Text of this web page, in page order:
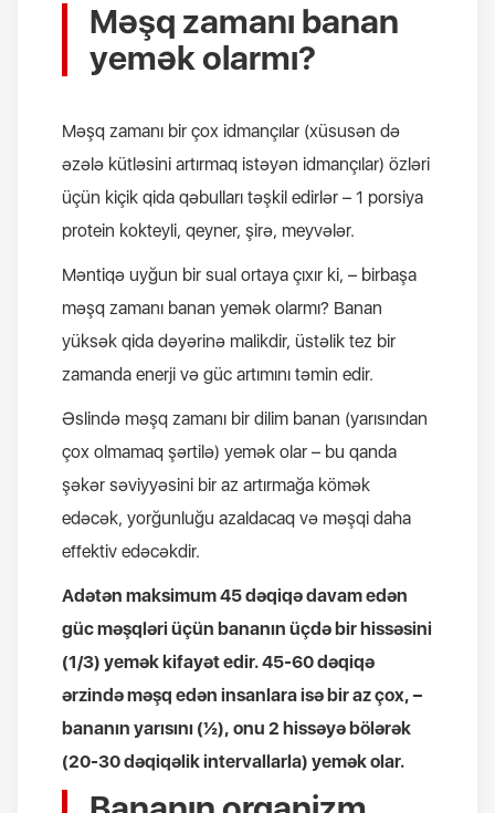
Məşq zamanı banan
yemək olarmı?
Məşq zamanı bir çox idmançılar (xüsusən də
əzələ kütləsini artırmaq istəyən idmançılar) özləri
üçün kiçik qida qəbulları təşkil edirlər – 1 porsiya
protein kokteyli, qeyner, şirə, meyvələr.
Məntiqə uyğun bir sual ortaya çıxır ki, – birbaşa
məşq zamanı banan yemək olarmı? Banan
yüksək qida dəyərinə malikdir, üstəlik tez bir
zamanda enerji və güc artımını təmin edir.
Əslində məşq zamanı bir dilim banan (yarısından
çox olmamaq şərtilə) yemək olar – bu qanda
şəkər səviyyəsini bir az artırmağa kömək
edəcək, yorğunluğu azaldacaq və məşqi daha
effektiv edəcəkdir.
Adətən maksimum 45 dəqiqə davam edən
güc məşqləri üçün bananın üçdə bir hissəsini
(1/3) yemək kifayət edir. 45-60 dəqiqə
ərzində məşq edən insanlara isə bir az çox, –
bananın yarısını (½), onu 2 hissəyə bölərək
(20-30 dəqiqəlik intervallarla) yemək olar.